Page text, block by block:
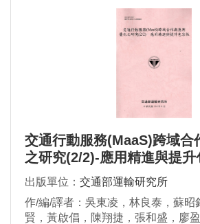
交通行動服務(MaaS)跨域合
之研究(2/2)-應用精進與提升
出版單位： 交通部運輸研究所
作/編/譯者：吳東凌，林良泰，蘇昭
賢，黃啟倡，陳翔捷，張和盛，廖